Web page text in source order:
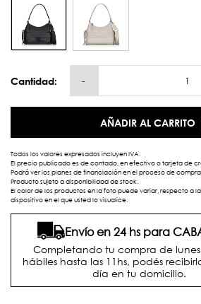
Cantidad: -
AÑADIR AL CARRITO
Todos los valores expresados incluyen IVA.
El precio publicado es de contado, en efectivo o tarjeta de
Podrá ver los planes de financiación en el proceso de compra.
Producto sujeto a disponibilidad de stock.
El color de los productos en la foto puede variar, respecto a
dispositivo en el que usted lo visualice.
Envío en 24 hs para
Completando tu compra de lunes
hábiles hasta las 11hs, podés
día en tu domicilio.